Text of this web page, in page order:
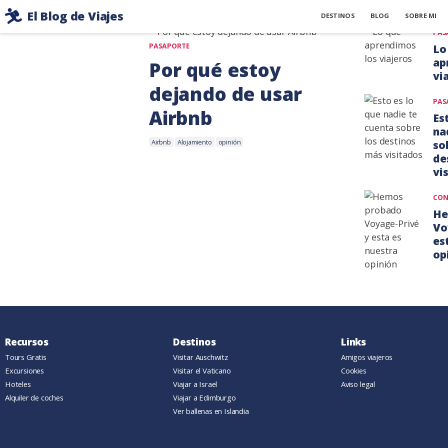
al
contenido
El Blog de Viajes
Consejos
DESTINOS BLOG SOBRE MI
PASAPORTE
Por qué estoy
dejando de usar
Airbnb
25
Etiquetas:
Airbnb Alojamiento opinión
julio,
Recursos
Tours Gratis
Excursiones
Hoteles
Alquiler de coches
Destinos
Visitar Auschwitz
Visitar el Vaticano
Viajar a Israel
Viajar a Edimburgo
Ver ballenas en Islandia
Links
Amigos viajeros
Cookies
Aviso legal